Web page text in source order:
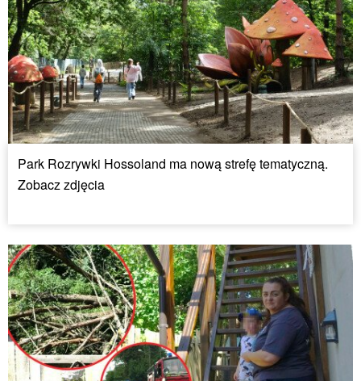
Park Rozrywki Hossoland ma nową strefę tematyczną.
Zobacz zdjęcia